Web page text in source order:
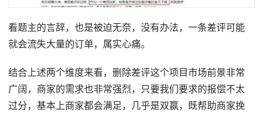
看题主的言辞，也是被迫无奈，没有办法，一条差评可能
就会流失大量的订单，属实心痛。
结合上述两个维度来看，删除差评这个项目市场前景非常
广阔，商家的需求也非常强烈，只要我们要求的报偿不太
过分，基本上商家都会满足，几乎是双赢，既帮助商家挽